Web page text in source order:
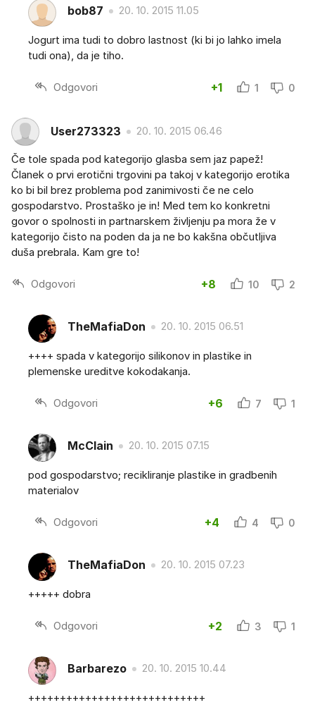
bob87 20. 10. 2015 11.05
Jogurt ima tudi to dobro lastnost (ki bi jo lahko imela
tudi ona), da je tiho.
Odgovori +1 1 0
User273323 20. 10. 2015 06.46
Če tole spada pod kategorijo glasba sem jaz papež!
Članek o prvi erotični trgovini pa takoj v kategorijo erotika
ko bi bil brez problema pod zanimivosti če ne celo
gospodarstvo. Prostaško je in! Med tem ko konkretni
govor o spolnosti in partnarskem življenju pa mora že v
kategorijo čisto na poden da ja ne bo kakšna občutljiva
duša prebrala. Kam gre to!
Odgovori +8 10 2
TheMafiaDon 20. 10. 2015 06.51
++++ spada v kategorijo silikonov in plastike in
plemenske ureditve kokodakanja.
Odgovori +6 7 1
McClain 20. 10. 2015 07.15
pod gospodarstvo; recikliranje plastike in gradbenih
materialov
Odgovori +4 4 0
TheMafiaDon 20. 10. 2015 07.23
+++++ dobra
Odgovori +2 3 1
Barbarezo 20. 10. 2015 10.44
++++++++++++++++++++++++++++